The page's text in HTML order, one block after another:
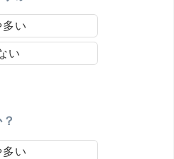
い
い
い